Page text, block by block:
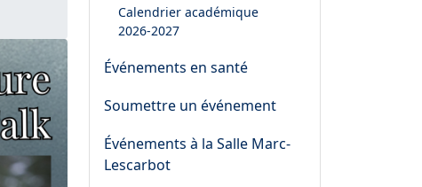
Calendrier académique
2026-2027
Événements en santé
Soumettre un événement
Événements à la Salle Marc-
Lescarbot